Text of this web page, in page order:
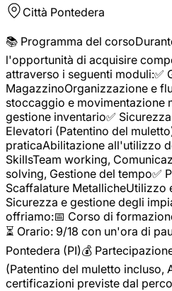
Città Pontedera
📚 Programma del
l'opportunità di acquisire
attraverso i seguenti moduli:✅
MagazzinoOrganizzazione e
stoccaggio e movimentazione
gestione inventario✅
Elevatori (Patentino del
praticaAbilitazione all'utilizzo
SkillsTeam working,
solving, Gestione del tempo✅
Scaffalature
Sicurezza e gestione degli
offriamo:📅 Corso di
⏳ Orario: 9/18 con un'ora di
Pontedera (PI)💰
(Patentino del muletto incluso,
certificazioni previste dal